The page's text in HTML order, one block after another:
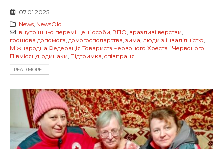
07.01.2025
News, NewsOld
внутрішньо переміщені особи, ВПО, вразливі верстви,
грошова допомога, домогосподарства, зима, люди з інвалідністю,
Міжнародна Федерація Товариств Червоного Хреста і Червоного
Півмісяця, одинаки, Підтримка, співпраця
READ MORE...